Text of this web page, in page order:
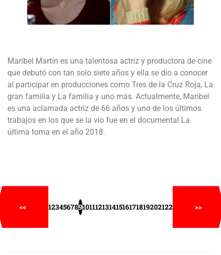
Maribel Martín es una talentosa actriz y productora de cine
que debutó con tan solo siete años y ella se dio a conocer
al participar en producciones como Tres de la Cruz Roja, La
gran familia y La familia y uno más. Actualmente, Maribel
es una aclamada actriz de 66 años y uno de los últimos
trabajos en los que se la vio fue en el documental La
última toma en el año 2018.
<< 12345678910111213141516171819202122 >>